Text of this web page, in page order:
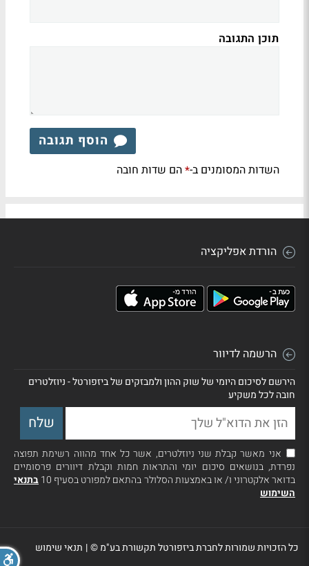
תוכן התגובה
הוסף תגובה
השדות המסומנים ב-*הם שדות חובה
הורדת אפליקציה
הרשמה לדיוור
הירשם לסיכום היומי של שוק ההון ולמבזקים של ביזפורטל - ניוזלטרים
חובה לכל משקיע
אני מאשר קבלת שני ניוזלטרים, אשר כל אחד מהווה רשימת תפוצה
נפרדת, בנושאים סיכום יומי והתראות חמות וקבלת דיוורים פרסומיים
בדואר אלקטרוני ו/ או באמצעות הסלולר בהתאם למפורט בסעיף 10
בתנאי
השימוש
כל הזכויות שמורות לחברת ביזפורטל תקשורת בע"מ ©| תנאי שימוש